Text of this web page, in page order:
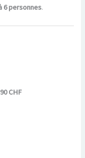
6 personnes.
CHF